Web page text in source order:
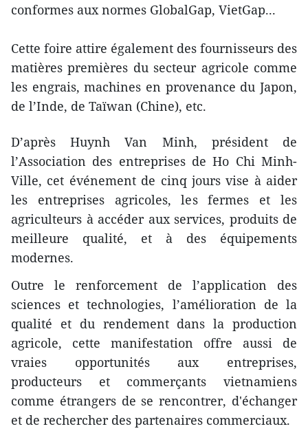
conformes aux normes GlobalGap, VietGap...
Cette foire attire également des fournisseurs des
matières premières du secteur agricole comme
les engrais, machines en provenance du Japon,
de l’Inde, de Taïwan (Chine), etc.
D’après Huynh Van Minh, président de
l’Association des entreprises de Ho Chi Minh-
Ville, cet événement de cinq jours vise à aider
les entreprises agricoles, les fermes et les
agriculteurs à accéder aux services, produits de
meilleure qualité, et à des équipements
modernes.
Outre le renforcement de l’application de​s
sciences ​et technologies, l’amélioration de la
qualité et du rendement dans la production
agricole, cette manifestation offre aussi de
vraies opportunités aux entreprises,
producteurs et commerçants vietnamiens
comme étrangers de se rencontrer, d'échanger
et de rechercher des partenaires commerciaux.